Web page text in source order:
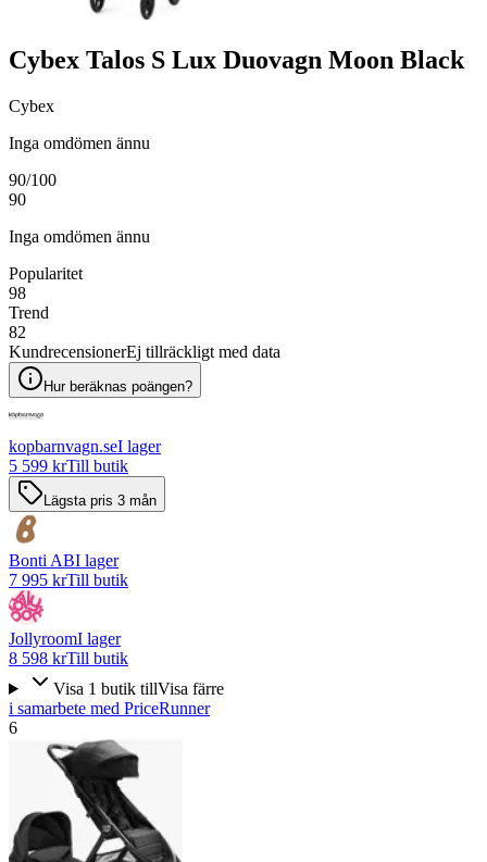
Cybex Talos S Lux Duovagn Moon Black
Cybex
Inga omdömen ännu
90/100
90
Inga omdömen ännu
Popularitet
98
Trend
82
KundrecensionerEj tillräckligt med data
Hur beräknas poängen?
kopbarnvagn.seI lager
5 599 krTill butik
Lägsta pris 3 mån
Bonti ABI lager
7 995 krTill butik
JollyroomI lager
8 598 krTill butik
Visa 1 butik tillVisa färre
i samarbete med PriceRunner
6